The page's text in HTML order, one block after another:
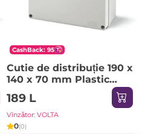
CashBack: 95
Cutie de distribuție 190 x
140 x 70 mm Plastic
SCABOX Scame
189 L
Vînzător: VOLTA
0(0)